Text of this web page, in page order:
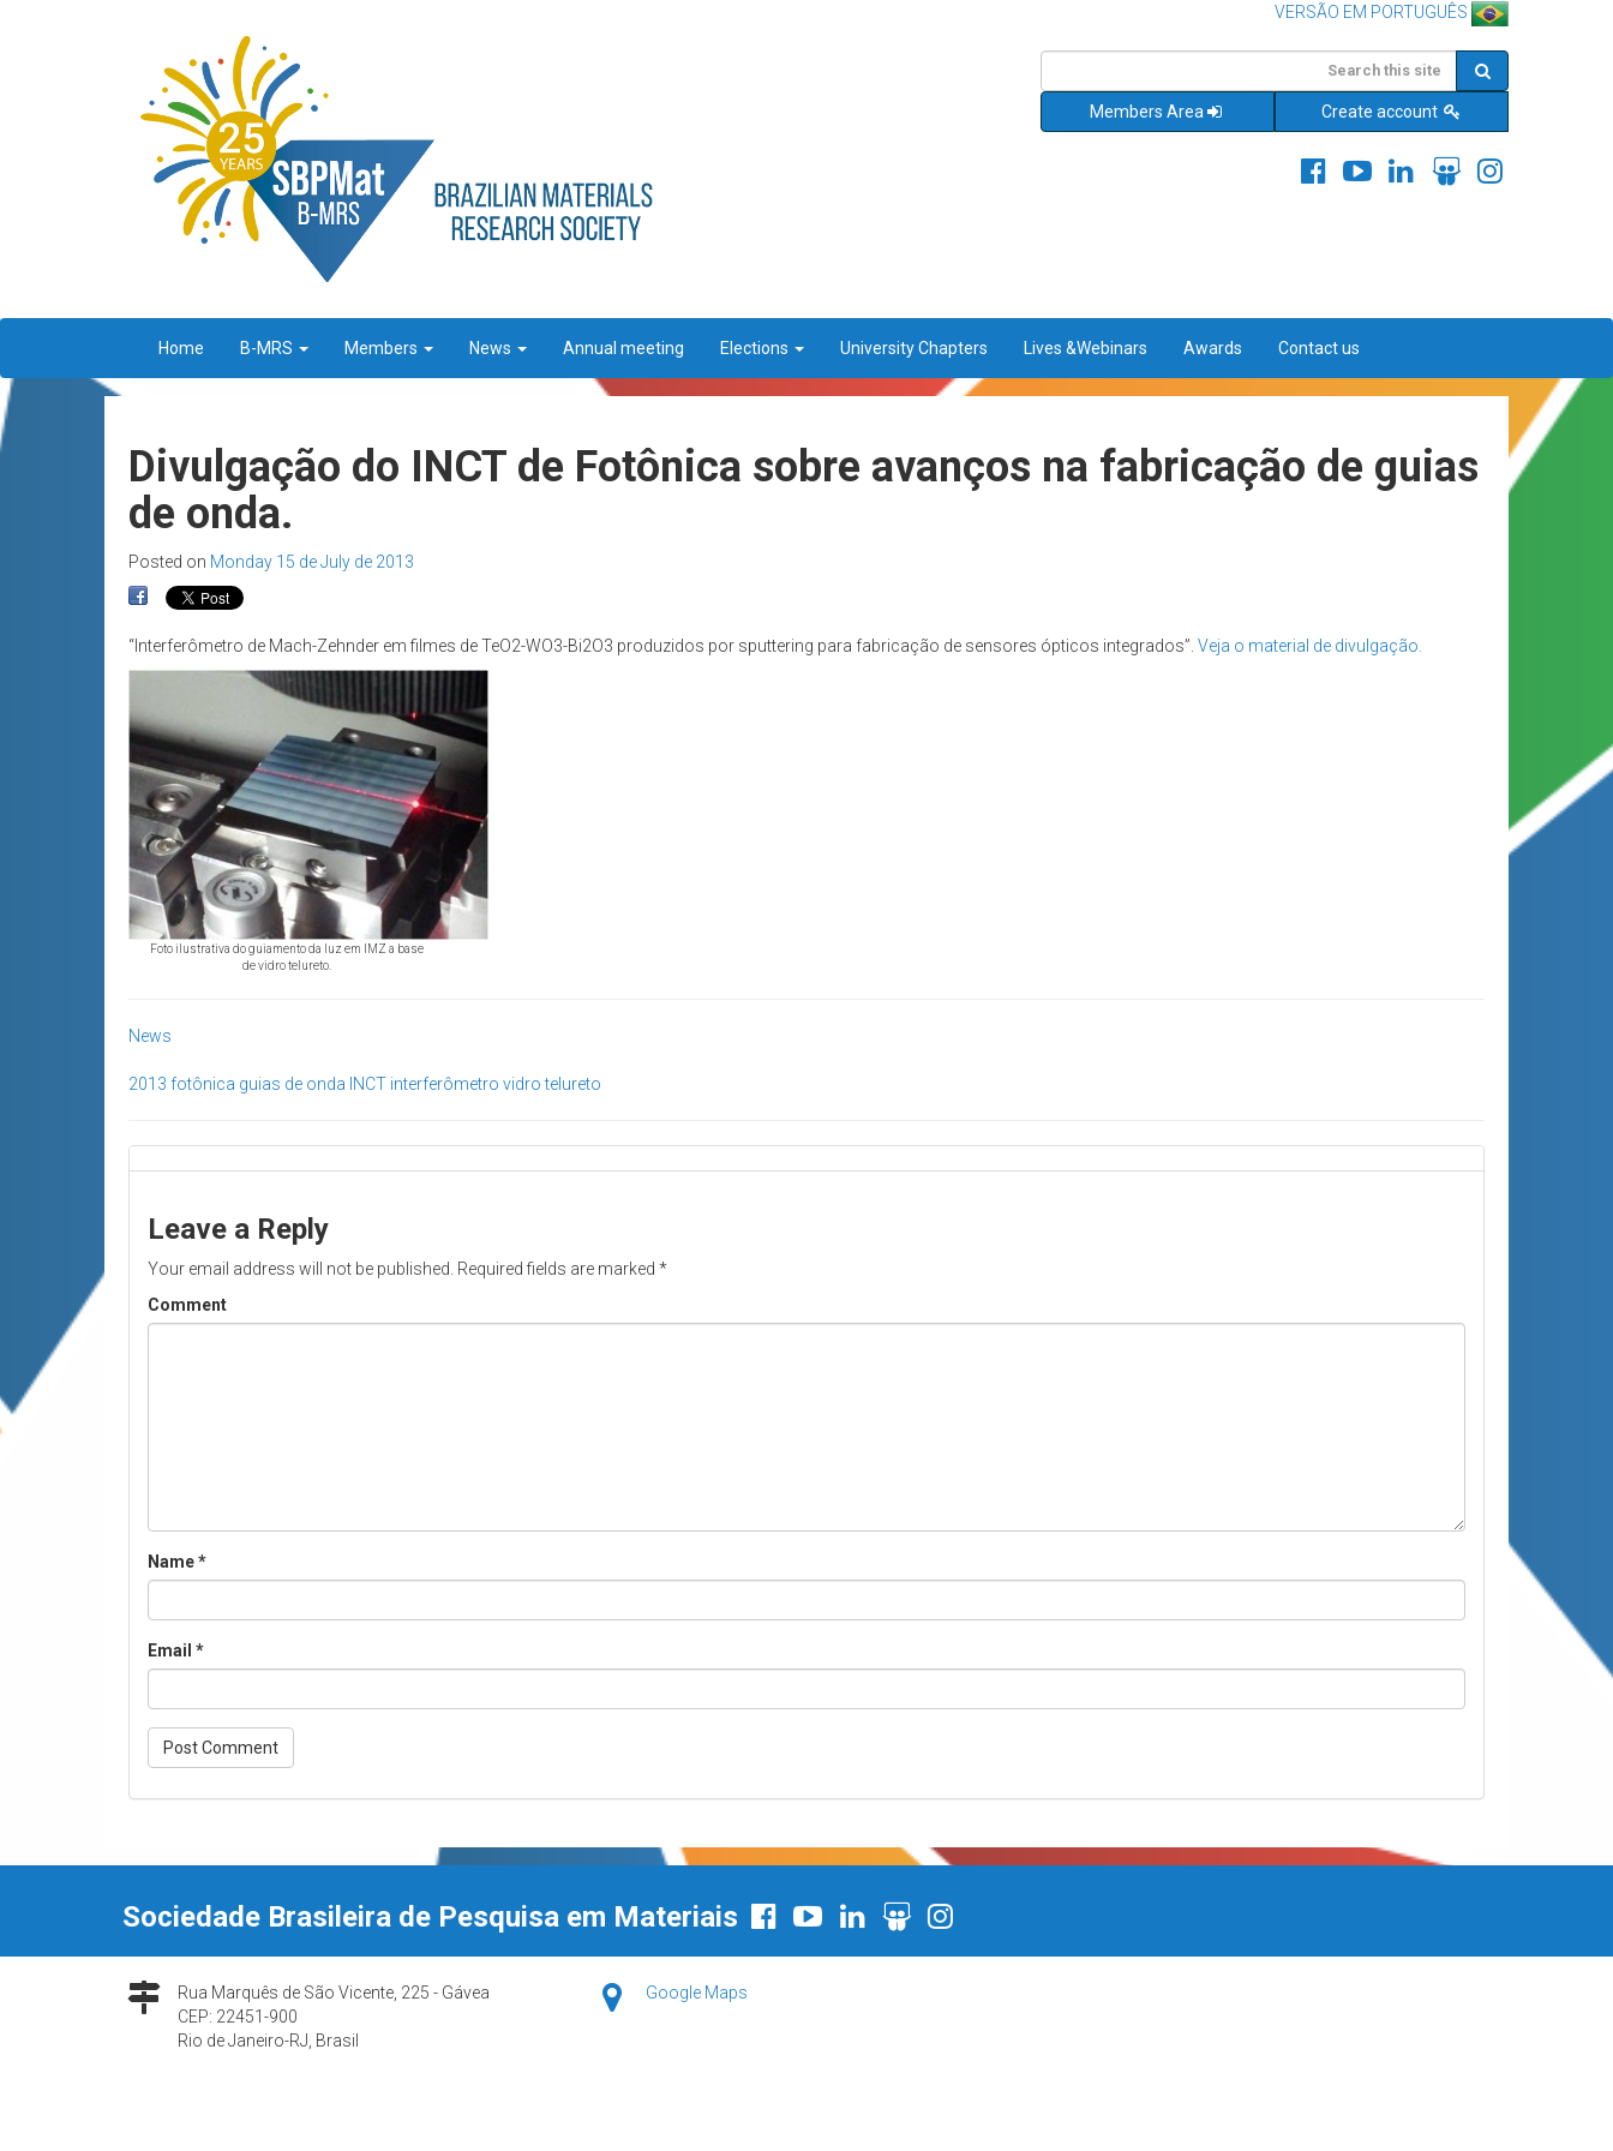
VERSÃO EM PORTUGUÊS
Members Area Create account
Home B-MRS Members News Annual meeting Elections University Chapters Lives &Webinars Awards Contact us
Divulgação do INCT de Fotônica sobre avanços na fabricação de guias
de onda.
Posted on Monday 15 de July de 2013
“Interferômetro de Mach-Zehnder em filmes de TeO2-WO3-Bi2O3 produzidos por sputtering para fabricação de sensores ópticos integrados”. Veja o material de divulgação.
Foto ilustrativa do guiamento da luz em IMZ a base
de vidro telureto.
News
2013 fotônica guias de onda INCT interferômetro vidro telureto
Leave a Reply
Your email address will not be published. Required fields are marked *
Comment
Name*
Email *
Sociedade Brasileira de Pesquisa em Materiais
Rua Marquês de São Vicente, 225 - Gávea
CEP: 22451-900
Rio de Janeiro-RJ, Brasil
Google Maps